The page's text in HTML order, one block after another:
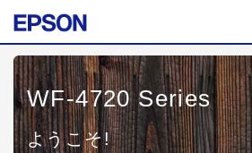
WF-4720 Series
ようこそ!